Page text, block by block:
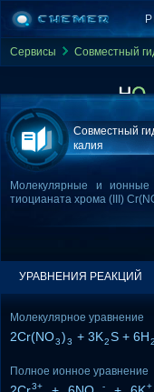
Сервисы Совместный
Совместный
калия
Молекулярные и ионные
тиоцианата хрома (III)
УРАВНЕНИЯ РЕАКЦИЙ
Молекулярное уравнение
2Cr(NO3)3 + 3K2S + 6H2
Полное ионное уравнение
3+ - +